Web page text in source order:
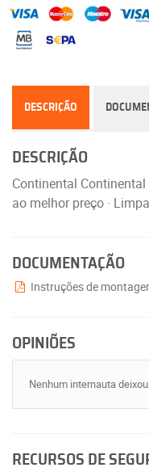
DESCRIÇÃO
DESCRIÇÃO
Continental Continental
ao melhor preço ·
DOCUMENTAÇÃO
Instruções de
OPINIÕES
Nenhum internauta
RECURSOS DE